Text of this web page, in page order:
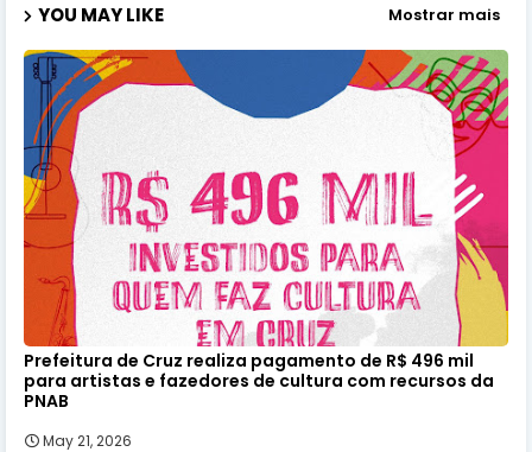
YOU MAY LIKE Mostrar mais
Prefeitura de Cruz realiza pagamento de R$ 496 mil
para artistas e fazedores de cultura com recursos da
PNAB
May 21, 2026